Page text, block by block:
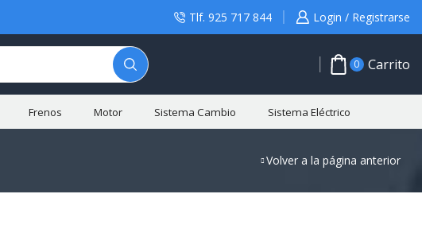
Tlf. 925 717 844 Login / Registrarse
0 Carrito
Frenos Motor Sistema Cambio Sistema Eléctrico
Volver a la página anterior